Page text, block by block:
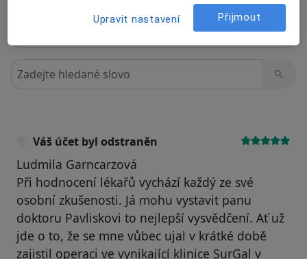
Hledejte v názorech
Váš účet byl odstraněn
Ludmila Garncarzová
Při hodnocení lékařů vychází každý ze své
osobní zkušenosti. Já mohu vystavit panu
doktoru Pavliskovi to nejlepší vysvědčení. Ať už
jde o to, že se mne vůbec ujal v krátké době
zajistil operaci ve vynikající klinice SurGal v
Upravit nastavení Přijmout